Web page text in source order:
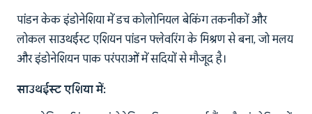
पांडन केक इंडोनेशिया में डच कोलोनियल बेकिंग तकनीकों और
लोकल साउथईस्ट एशियन पांडन फ्लेवरिंग के मिश्रण से बना, जो मलय
और इंडोनेशियन पाक परंपराओं में सदियों से मौजूद है।
साउथईस्ट एशिया में: